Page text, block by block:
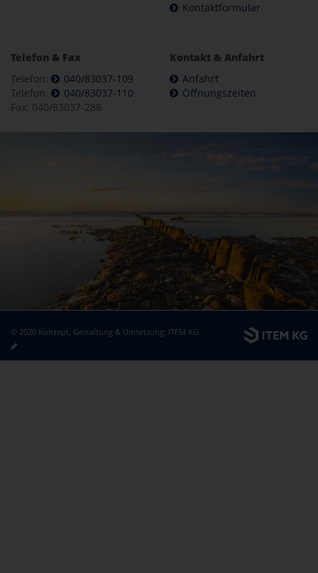
Kontaktformular
Telefon & Fax
Telefon:
040/83037-109
Telefon:
040/83037-110
Fax: 040/83037-288
Kontakt & Anfahrt
Anfahrt
Öffnungszeiten
© 2026 Konzept, Gestaltung & Umsetzung: ITEM KG